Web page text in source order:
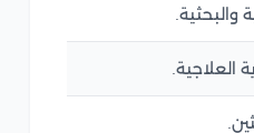
والبحثية.
العلاجية.